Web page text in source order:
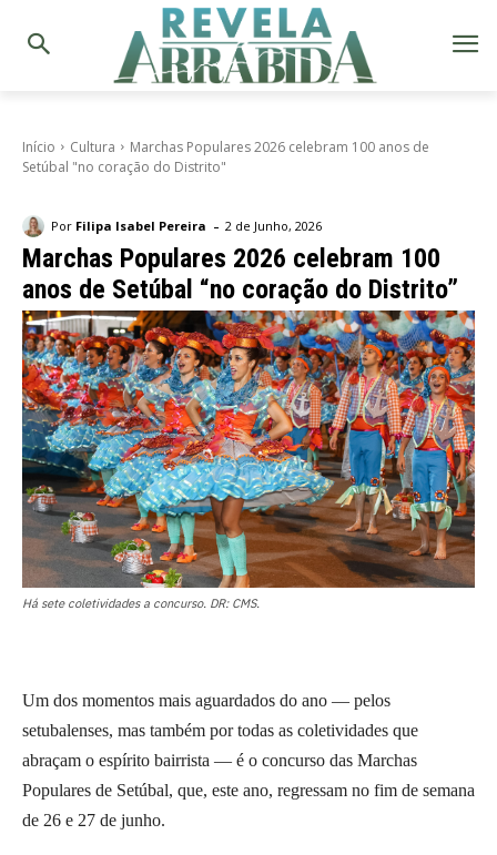
Início Cultura
Marchas Populares 2026 celebram 100 anos de
Setúbal "no coração do Distrito"
Por Filipa Isabel Pereira - 2 de Junho, 2026
Marchas Populares 2026 celebram 100
anos de Setúbal “no coração do Distrito”
Há sete coletividades a concurso. DR: CMS.
Um dos momentos mais aguardados do ano — pelos
setubalenses, mas também por todas as coletividades que
abraçam o espírito bairrista — é o concurso das Marchas
Populares de Setúbal, que, este ano, regressam no fim de semana
de 26 e 27 de junho.